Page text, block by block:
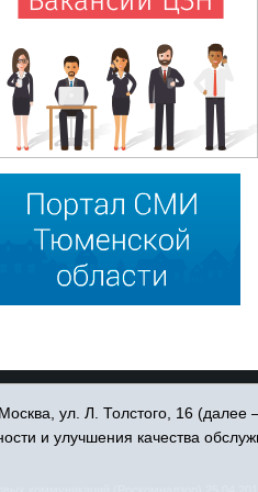
ул. Л. Толстого, 16 (далее
и улучшения качества